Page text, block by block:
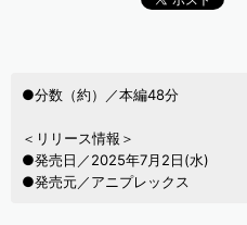
●分数（約）／本編48分
＜リリース情報＞
●発売日／2025年7月2日(水)
●発売元／アニプレックス